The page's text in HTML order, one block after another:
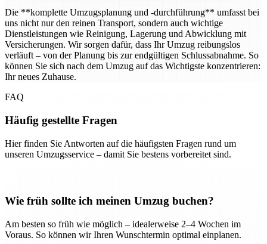
Die **komplette Umzugsplanung und -durchführung** umfasst bei
uns nicht nur den reinen Transport, sondern auch wichtige
Dienstleistungen wie Reinigung, Lagerung und Abwicklung mit
Versicherungen. Wir sorgen dafür, dass Ihr Umzug reibungslos
verläuft – von der Planung bis zur endgültigen Schlussabnahme. So
können Sie sich nach dem Umzug auf das Wichtigste konzentrieren:
Ihr neues Zuhause.
FAQ
Häufig gestellte Fragen
Hier finden Sie Antworten auf die häufigsten Fragen rund um
unseren Umzugsservice – damit Sie bestens vorbereitet sind.
Wie früh sollte ich meinen Umzug buchen?
Am besten so früh wie möglich – idealerweise 2–4 Wochen im
Voraus. So können wir Ihren Wunschtermin optimal einplanen.